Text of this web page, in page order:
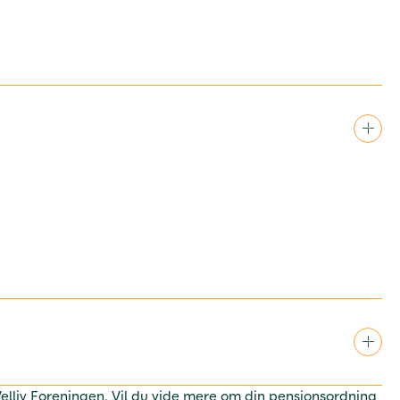
Foreningen. Vil du vide mere om din pensionsordning